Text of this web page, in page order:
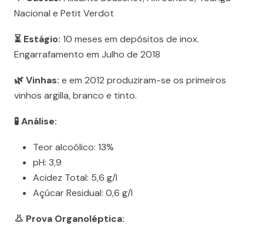
Nacional e Petit Verdot
⏳ Estágio: 10 meses em depósitos de inox.
Engarrafamento em Julho de 2018
🌿 Vinhas: e em 2012 produziram-se os primeiros
vinhos argilla, branco e tinto.
🧪 Análise:
Teor alcoólico: 13%
pH: 3,9
Acidez Total: 5,6 g/l
Açúcar Residual: 0,6 g/l
👃 Prova Organoléptica: